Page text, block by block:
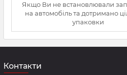
Якщо Ви не встановлювали
на автомобіль та дотримано
упаковки
Контакти